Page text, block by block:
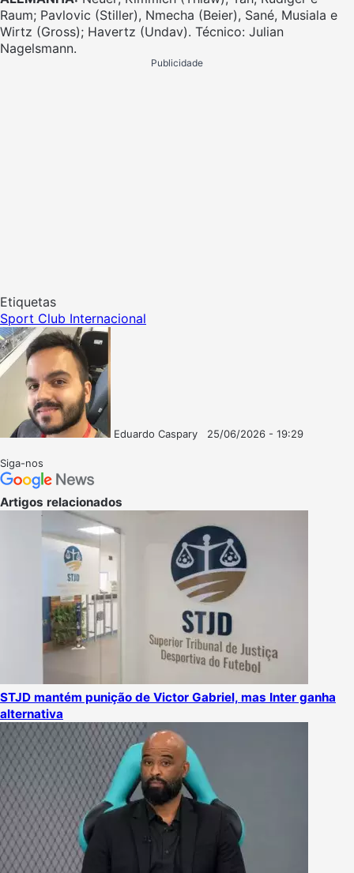
Raum; Pavlovic (Stiller), Nmecha (Beier), Sané, Musiala e
Wirtz (Gross); Havertz (Undav). Técnico: Julian
Nagelsmann.
Publicidade
Etiquetas
Sport Club Internacional
Eduardo Caspary
25/06/2026 - 19:29
Siga-nos
Artigos relacionados
STJD mantém punição de Victor Gabriel, mas Inter ganha
alternativa